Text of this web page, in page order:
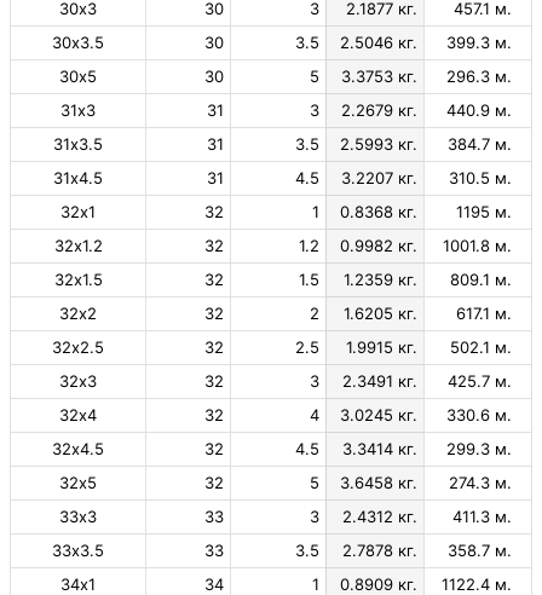
30х3
30 3 2.1877 кг.
457.1 м.
30х3.5
30 3.5 2.5046 кг.
399.3 м.
30х5
30 5 3.3753 кг.
296.3 м.
31х3
31 3 2.2679 кг.
440.9 м.
31х3.5
31 3.5 2.5993 кг.
384.7 м.
31х4.5
31 4.5 3.2207 кг.
310.5 м.
32х1
32 1 0.8368 кг.
1195 м.
32х1.2
32 1.2 0.9982 кг.
1001.8 м.
32х1.5
32 1.5 1.2359 кг.
809.1 м.
32х2
32 2 1.6205 кг.
617.1 м.
32х2.5
32 2.5 1.9915 кг.
502.1 м.
32х3
32 3 2.3491 кг.
425.7 м.
32х4
32 4 3.0245 кг.
330.6 м.
32х4.5
32 4.5 3.3414 кг.
299.3 м.
32х5
32 5 3.6458 кг.
274.3 м.
33х3
33 3 2.4312 кг.
411.3 м.
33х3.5
33 3.5 2.7878 кг.
358.7 м.
34х1
34 1 0.8909 кг.
1122.4 м.